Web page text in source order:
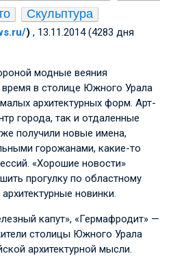
Скульптура
) , 13.11.2014 (4283 дня
модные веяния
в столице Южного Урала
архитектурных форм. Арт-
города, так и отдаленные
получили новые имена,
горожанами, какие-то
«Хорошие новости»
прогулку по областному
новинки.
капут», «Гермафродит» —
столицы Южного Урала
архитектурной мысли.